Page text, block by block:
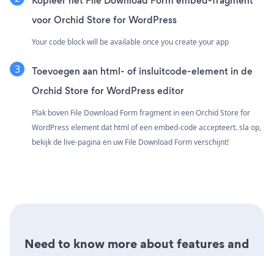
voor Orchid Store for WordPress
Your code block will be available once you create your app
Toevoegen aan html- of insluitcode-element in de
Orchid Store for WordPress editor
Plak boven File Download Form fragment in een Orchid Store for
WordPress element dat html of een embed-code accepteert. sla op,
bekijk de live-pagina en uw File Download Form verschijnt!
Need to know more about features and